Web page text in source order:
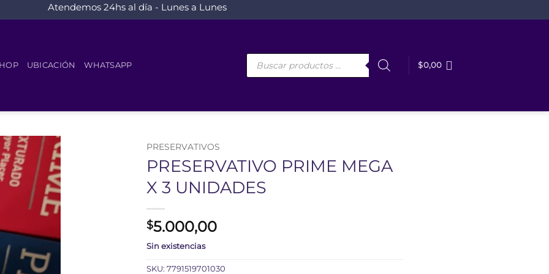
Atendemos 24hs al día - Lunes a Lunes
UBICACIÓN WHATSAPP
Búsqueda
$0,00
PRESERVATIVOS
PRESERVATIVO PRIME MEGA
X 3 UNIDADES
$5.000,00
Sin existencias
SKU: 7791519701030